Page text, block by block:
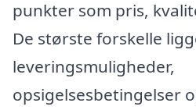
punkter som pris,
De største forskelle
leveringsmuligheder,
opsigelsesbetingelser